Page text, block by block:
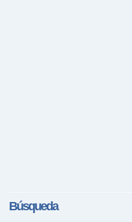
Búsqueda